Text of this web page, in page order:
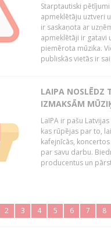
Starptautiski
apmeklētāju uztveri
ir saskaņota ar
apmeklētāji ir gatavi
piemērota mūzika.
publiskās vietās ir
LAIPA NOSLĒDZ
IZMAKSĀM
LaIPA ir pašu
kas rūpējas par to,
kafejnīcās,
par savu darbu.
producentus un
2 3 4 5 6 7 8